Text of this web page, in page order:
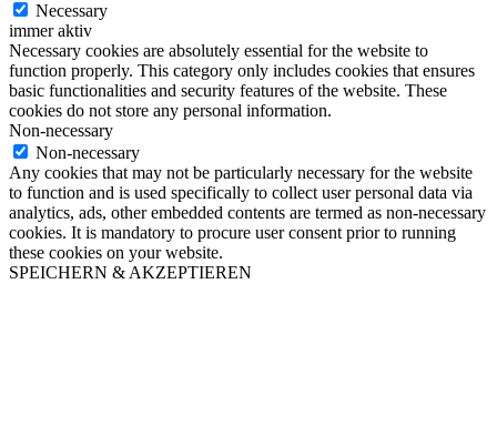
Necessary
immer aktiv
Necessary cookies are absolutely essential for the website to
function properly. This category only includes cookies that ensures
basic functionalities and security features of the website. These
cookies do not store any personal information.
Non-necessary
Non-necessary
Any cookies that may not be particularly necessary for the website
to function and is used specifically to collect user personal data via
analytics, ads, other embedded contents are termed as non-necessary
cookies. It is mandatory to procure user consent prior to running
these cookies on your website.
SPEICHERN & AKZEPTIEREN